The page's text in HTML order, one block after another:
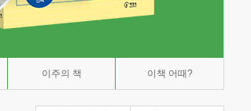
이주의 책 이책 어때?